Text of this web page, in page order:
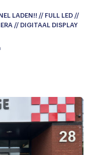
LADEN!! // FULL LED //
// DIGITAAL DISPLAY